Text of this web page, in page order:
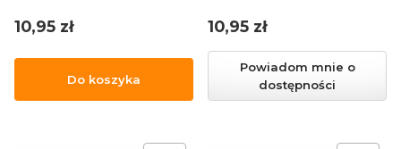
Cena
10,95 zł
Do koszyka
Cena
10,95 zł
Powiadom mnie o
dostępności